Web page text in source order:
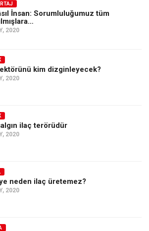
İnsan: Sorumluluğumuz tüm
2020
kim dizginleyecek?
2020
ilaç terörüdür
2020
neden ilaç üretemez?
2020